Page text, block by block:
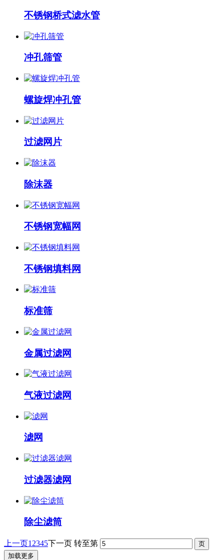
不锈钢桥式滤水管
冲孔筛管
螺旋焊冲孔管
过滤网片
除沫器
不锈钢宽幅网
不锈钢填料网
标准筛
金属过滤网
气液过滤网
滤网
过滤器滤网
除尘滤筒
上一页1 2345下一页 转至第
加载更多